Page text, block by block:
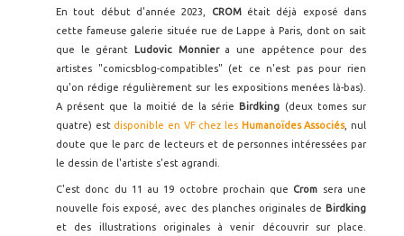
En tout début d'année 2023, CROM était déjà exposé dans
cette fameuse galerie située rue de Lappe à Paris, dont on sait
que le gérant
Ludovic Monnier a une appétence pour des
artistes "comicsblog-compatibles" (et ce n'est pas pour rien
qu'on rédige régulièrement sur les expositions menées là-bas).
A présent que la moitié de la série
Birdking (deux tomes sur
quatre) est disponible en VF chez les Humanoïdes Associés, nul
doute que le parc de lecteurs et de personnes intéressées par
le dessin de l'artiste s'est agrandi.
C'est donc du 11 au 19 octobre prochain que Crom sera une
nouvelle fois exposé, avec des planches originales de Birdking
et des illustrations originales à venir découvrir sur place.